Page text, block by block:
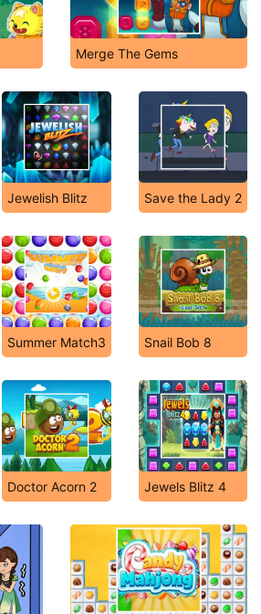
Merge The Gems
Jewelish Blitz Save the Lady 2
Summer Match3 Snail Bob 8
Doctor Acorn 2 Jewels Blitz 4